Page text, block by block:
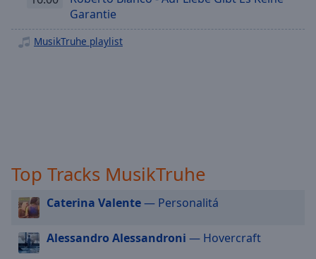
selected
Subtitles
off
Audio
Track
Garantie
MusikTruhe playlist
Top Tracks MusikTruhe
Caterina Valente— Personalitá
Alessandro Alessandroni — Hovercraft